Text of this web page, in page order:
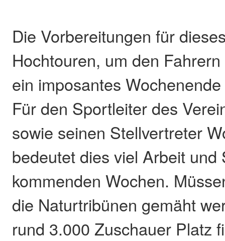
Die Vorbereitungen für
Hochtouren, um den
ein imposantes
Für den Sportleiter des
sowie seinen Stellvertreter
bedeutet dies viel Arbeit und
kommenden Wochen.
die Naturtribünen gemäht
rund 3.000 Zuschauer Platz